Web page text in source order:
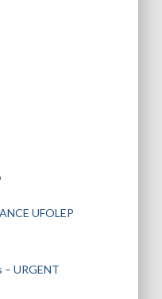
UFOLEP
– URGENT